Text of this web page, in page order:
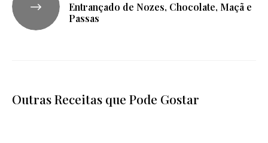
Entrançado de Nozes, Chocolate, Maçã e
Passas
Outras Receitas que Pode Gostar